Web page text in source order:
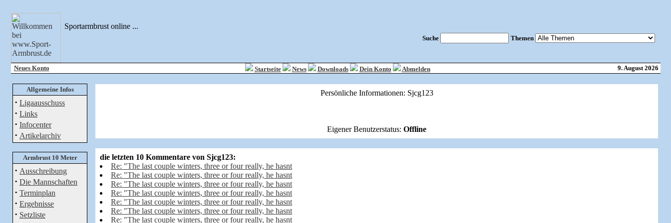
Sportarmbrust online ...
Suche Themen
Neues Konto Startseite News Downloads Dein Konto Abmelden 9. August 2026
Allgemeine Infos
· Ligaausschuss
· Links
· Infocenter
· Artikelarchiv
Armbrust 10 Meter
· Ausschreibung
· Die Mannschaften
· Terminplan
· Ergebnisse
· Setzliste
Persönliche Informationen: Sjcg123
Eigener Benutzerstatus: Offline
die letzten 10 Kommentare von Sjcg123:
Re: "The last couple winters, three or four really, he hasnt
Re: "The last couple winters, three or four really, he hasnt
Re: "The last couple winters, three or four really, he hasnt
Re: "The last couple winters, three or four really, he hasnt
Re: "The last couple winters, three or four really, he hasnt
Re: "The last couple winters, three or four really, he hasnt
Re: "The last couple winters, three or four really, he hasnt